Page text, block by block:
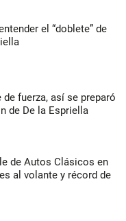
el “doblete” de
fuerza, así se preparó
de De la Espriella
de Autos Clásicos en
al volante y récord de